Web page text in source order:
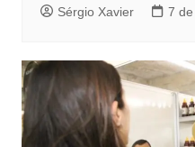
Sérgio Xavier 7